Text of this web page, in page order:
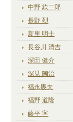
中野 欽二郎
長野 烈
新里 明士
長谷川 清吉
深田 健介
深見 陶治
福永幾夫
福野 道隆
藤平 寧